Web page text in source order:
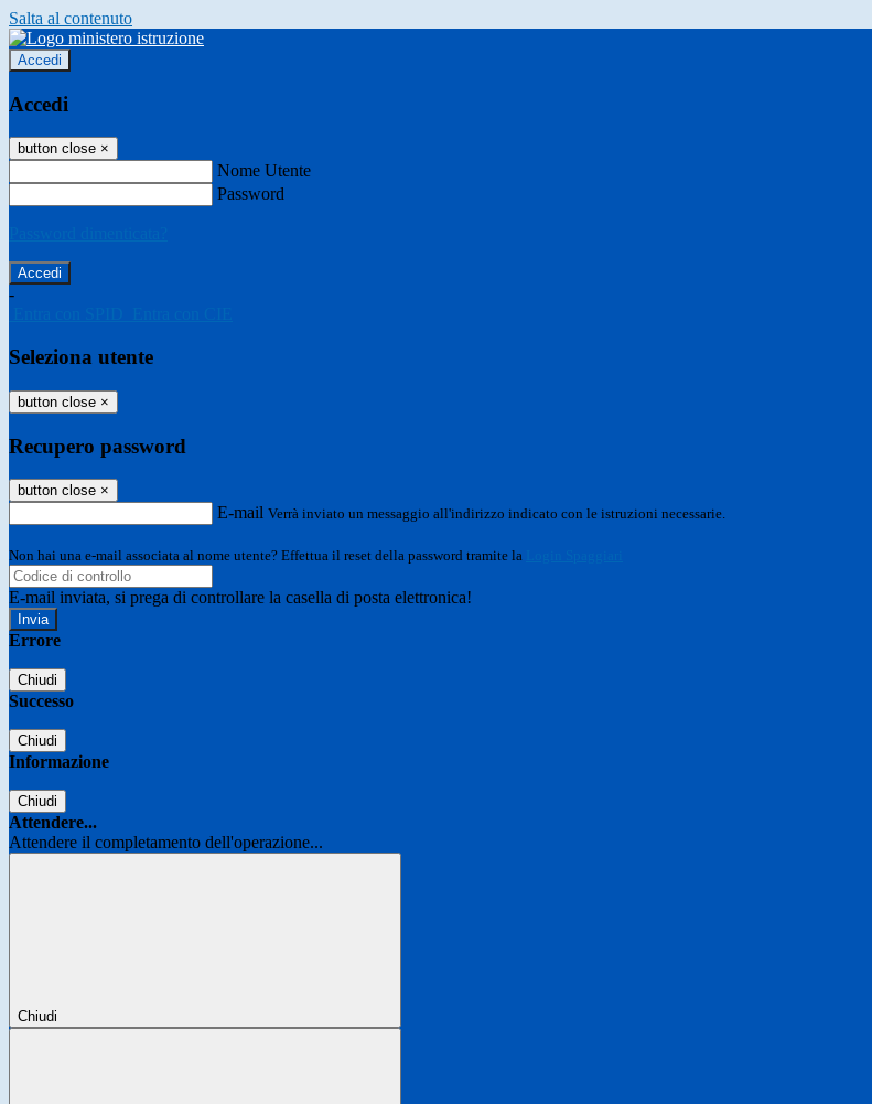
Salta al contenuto
Accedi
Accedi
button close ×
Nome Utente
Password
-
Seleziona utente
button close ×
Recupero password
button close ×
E-mail Verrà inviato un messaggio all'indirizzo indicato con le istruzioni necessarie.
Non hai una e-mail associata al nome utente? Effettua il reset della password tramite la
E-mail inviata, si prega di controllare la casella di posta elettronica!
Errore
Chiudi
Successo
Chiudi
Informazione
Chiudi
Attendere...
Attendere il completamento dell'operazione...
Chiudi